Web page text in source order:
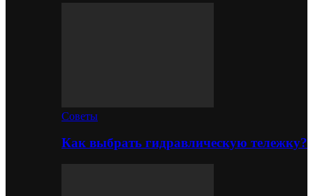
Советы
Как выбрать гидравлическую тележку?